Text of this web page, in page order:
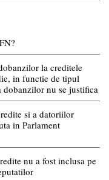
la creditele
in functie de tipul
nu se justifica
si a datoriilor
in Parlament
nu a fost inclusa pe